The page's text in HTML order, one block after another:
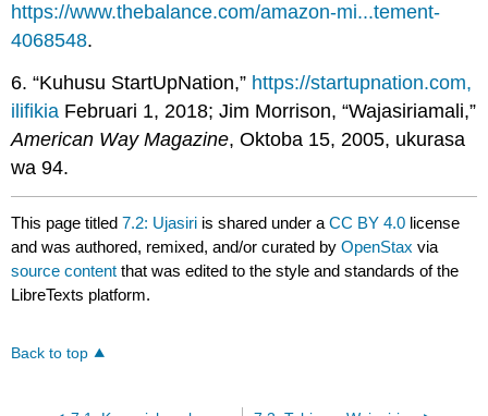
https://www.thebalance.com/amazon-mi...tement-
4068548.
6. “Kuhusu StartUpNation,” https://startupnation.com,
ilifikia Februari 1, 2018; Jim Morrison, “Wajasiriamali,”
American Way Magazine, Oktoba 15, 2005, ukurasa
wa 94.
This page titled7.2: Ujasiri is shared under aCC BY 4.0 license
and was authored, remixed, and/or curated byOpenStax via
source content that was edited to the style and standards of the
LibreTexts platform.
Back to top